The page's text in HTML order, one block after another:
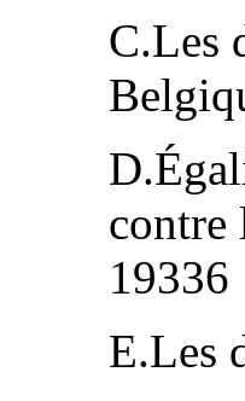
C.Les
contre
19336
E.Les